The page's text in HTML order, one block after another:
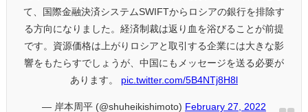
て、国際金融決済システムSWIFTからロシアの銀行を排除す
る方向になりました。経済制裁は返り血を浴びることが前提
です。資源価格は上がりロシアと取引する企業には大きな影
響をもたらすでしょうが、中国にもメッセージを送る必要が
あります。 pic.twitter.com/5B4NTj8H8l
— 岸本周平 (@shuheikishimoto) February 27, 2022